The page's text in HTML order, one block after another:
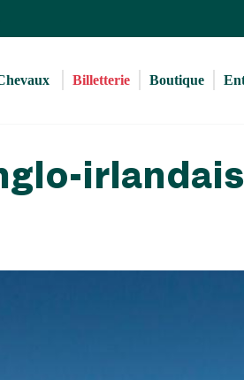
au
principal
Billetterie Boutique